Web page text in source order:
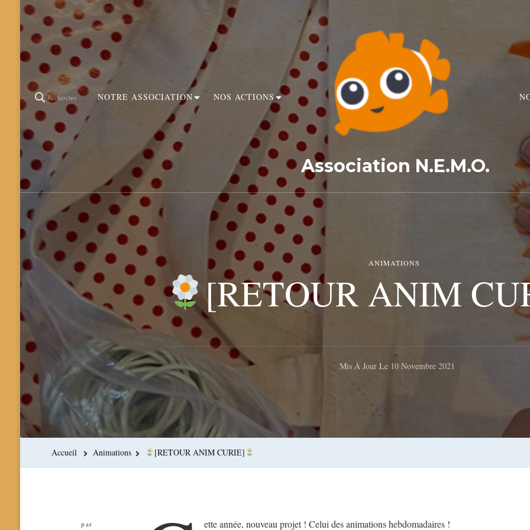
Rechercher NOTRE ASSOCIATION NOS ACTIONS
Association N.E.M.O.
ANIMATIONS
[RETOUR ANIM
Mis À Jour Le 10 Novembre 2021
Accueil Animations [RETOUR ANIM CURIE]
par ette année, nouveau projet ! Celui des animations hebdomadaires !